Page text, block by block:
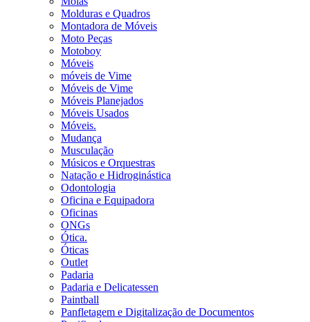
Molduras e Quadros
Montadora de Móveis
Moto Peças
Motoboy
Móveis
móveis de Vime
Móveis de Vime
Móveis Planejados
Móveis Usados
Móveis.
Mudança
Musculação
Músicos e Orquestras
Natação e Hidroginástica
Odontologia
Oficina e Equipadora
Oficinas
ONGs
Ótica.
Óticas
Outlet
Padaria
Padaria e Delicatessen
Paintball
Panfletagem e Digitalização de Documentos